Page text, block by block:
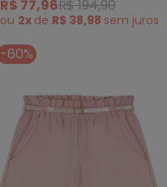
(Rosa)
R$ 77,96R$ 194,90
ou 2x de R$ 38,98 sem juros
-60%